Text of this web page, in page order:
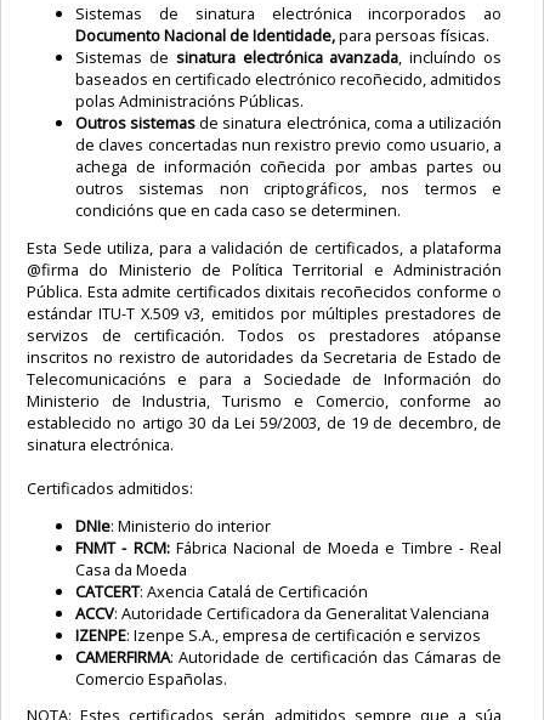
Sistemas de sinatura electrónica incorporados ao
Documento Nacional de Identidade,para persoas físicas.
Sistemas de sinatura electrónica avanzada, incluíndo os
baseados en certificado electrónico recoñecido, admitidos
polas Administracións Públicas.
Outros sistemasde sinatura electrónica, coma a utilización
de claves concertadas nun rexistro previo como usuario, a
achega de información coñecida por ambas partes ou
outros sistemas non criptográficos, nos termos e
condicións que en cada caso se determinen.
Esta Sede utiliza, para a validación de certificados, a plataforma
@firma do Ministerio de Política Territorial e Administración
Pública. Esta admite certificados dixitais recoñecidos conforme o
estándar ITU-T X.509 v3, emitidos por múltiples prestadores de
servizos de certificación. Todos os prestadores atópanse
inscritos no rexistro de autoridades da Secretaria de Estado de
Telecomunicacións e para a Sociedade de Información do
Ministerio de Industria, Turismo e Comercio, conforme ao
establecido no artigo 30 da Lei 59/2003, de 19 de decembro, de
sinatura electrónica.
Certificados admitidos:
DNIe: Ministerio do interior
FNMT - RCM:Fábrica Nacional de Moeda e Timbre - Real
Casa da Moeda
CATCERT: Axencia Catalá de Certificación
ACCV: Autoridade Certificadora da Generalitat Valenciana
IZENPE: Izenpe S.A., empresa de certificación e servizos
CAMERFIRMA: Autoridade de certificación das Cámaras de
Comercio Españolas.
NOTA: Estes certificados serán admitidos sempre que a súa